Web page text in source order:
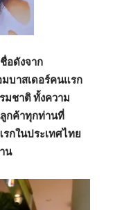
อดังจาก
บาสเดอร์คนแรก
มชาติ ทั้งความ
กค้าทุกท่านที่
กในประเทศไทย
น